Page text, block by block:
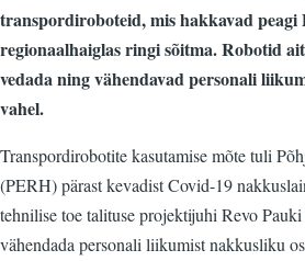
transpordiroboteid, mis hakkavad peagi
regionaalhaiglas ringi sõitma. Robotid
vedada ning vähendavad personali
vahel.
Transpordirobotite kasutamise mõte tuli
(PERH) pärast kevadist Covid-19
tehnilise toe talituse projektijuhi Revo
vähendada personali liikumist nakkusliku